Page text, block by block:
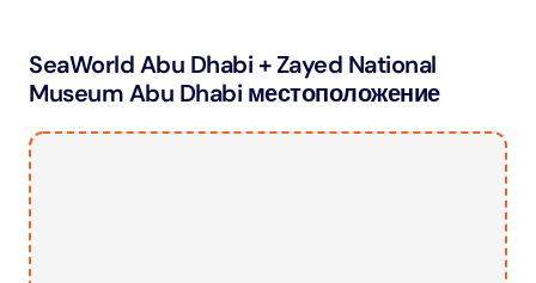
SeaWorld Abu Dhabi + Zayed National
Museum Abu Dhabi местоположение